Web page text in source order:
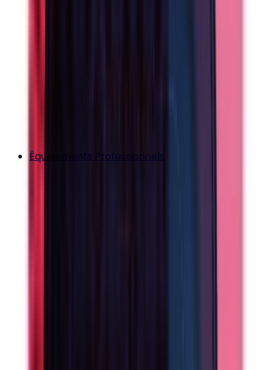
Équipements Professionnels